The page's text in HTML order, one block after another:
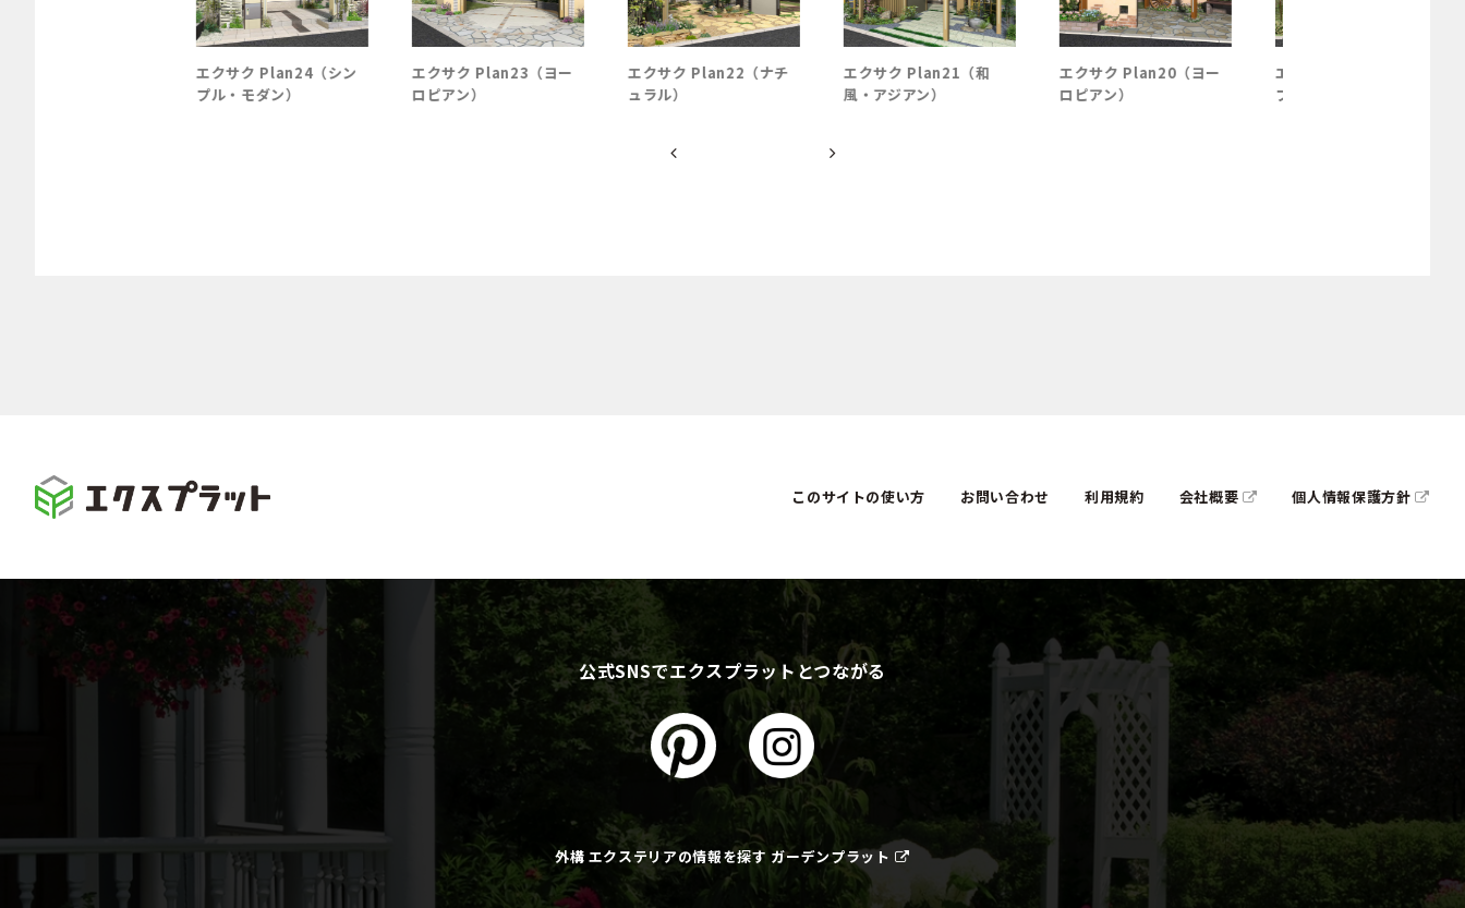
エクサク Plan24（シン
プル・モダン）
エクサク Plan23（ヨー
ロピアン）
エクサク Plan22（ナチ
ュラル）
エクサク Plan21（和
風・アジアン）
エクサク Plan20（ヨー
ロピアン）
エクサク Plan18（シン
プル・モダン）
このサイトの使い方 お問い合わせ 利用規約 会社概要 個人情報保護方針
公式SNSでエクスプラットとつながる
外構 エクステリアの情報を探す ガーデンプラット